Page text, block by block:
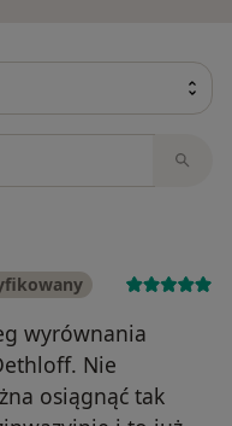
wyrównania
Nie
osiągnąć tak